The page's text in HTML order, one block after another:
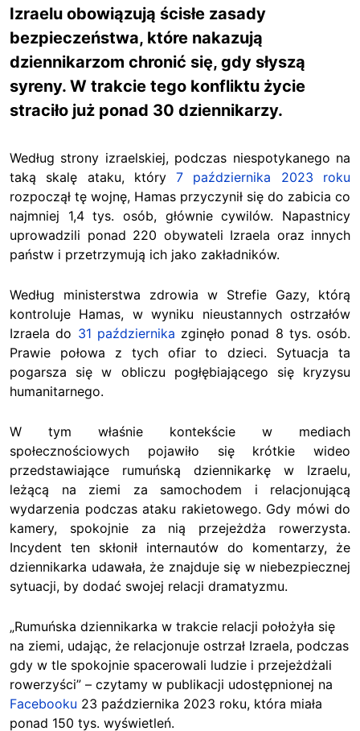
Izraelu obowiązują ścisłe zasady
bezpieczeństwa, które nakazują
dziennikarzom chronić się, gdy słyszą
syreny. W trakcie tego konfliktu życie
straciło już ponad 30 dziennikarzy.
Według strony izraelskiej, podczas niespotykanego na
taką skalę ataku, który7 października 2023 roku
rozpoczął tę wojnę, Hamas przyczynił się do zabicia co
najmniej 1,4 tys. osób, głównie cywilów. Napastnicy
uprowadzili ponad 220 obywateli Izraela oraz innych
państw i przetrzymują ich jako zakładników.
Według ministerstwa zdrowia w Strefie Gazy, którą
kontroluje Hamas, w wyniku nieustannych ostrzałów
Izraela do 31 października zginęło ponad 8 tys. osób.
Prawie połowa z tych ofiar to dzieci. Sytuacja ta
pogarsza się w obliczu pogłębiającego się kryzysu
humanitarnego.
W tym właśnie kontekście w mediach
społecznościowych pojawiło się krótkie wideo
przedstawiające rumuńską dziennikarkę w Izraelu,
leżącą na ziemi za samochodem i relacjonującą
wydarzenia podczas ataku rakietowego. Gdy mówi do
kamery, spokojnie za nią przejeżdża rowerzysta.
Incydent ten skłonił internautów do komentarzy, że
dziennikarka udawała, że znajduje się w niebezpiecznej
sytuacji, by dodać swojej relacji dramatyzmu.
„Rumuńska dziennikarka w trakcie relacji położyła się
na ziemi, udając, że relacjonuje ostrzał Izraela, podczas
gdy w tle spokojnie spacerowali ludzie i przejeżdżali
rowerzyści” – czytamy w publikacji udostępnionej na
Facebooku 23 października 2023 roku, która miała
ponad 150 tys. wyświetleń.